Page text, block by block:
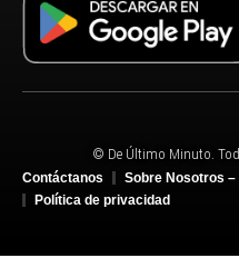
© De Último Minuto.
Contáctanos
Sobre Nosotros
Política de privacidad